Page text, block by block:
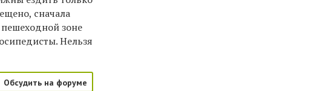
сначала
зоне
Нельзя
Обсудить на форуме